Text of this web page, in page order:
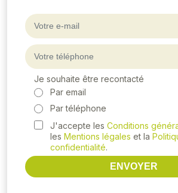
Je souhaite être recontacté
Par email
Par téléphone
J'accepte les Conditions
les Mentions légales et la
confidentialité.
ENVOYER